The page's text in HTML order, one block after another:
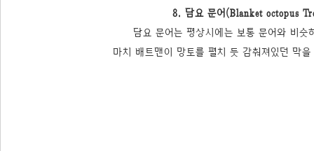
8. 담요 문어(Blanket octopus
담요 문어는 평상시에는 보통 문어와 비슷
마치 배트맨이 망토를 펼치 듯 감춰져있던 막